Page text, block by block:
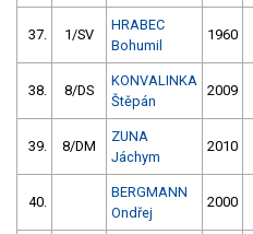
37. 1/SV
HRABEC
Bohumil
1960
38. 8/DS
KONVALINKA
Štěpán
2009
39. 8/DM
ZUNA
Jáchym
2010
40.
BERGMANN
Ondřej
2000